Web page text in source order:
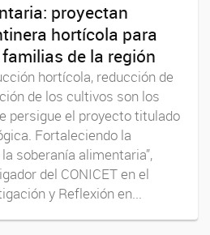
proyectan
hortícola para
de la región
hortícola, reducción de
de los cultivos son los
persigue el proyecto titulado
Fortaleciendo la
soberanía alimentaria”,
del CONICET en el
y Reflexión en...